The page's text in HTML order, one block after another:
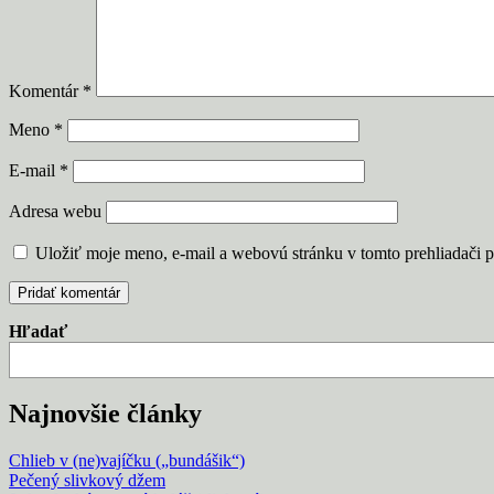
Komentár *
Meno *
E-mail *
Adresa webu
Uložiť moje meno, e-mail a webovú stránku v tomto prehliadači
Hľadať
Najnovšie články
Chlieb v (ne)vajíčku („bundášik“)
Pečený slivkový džem